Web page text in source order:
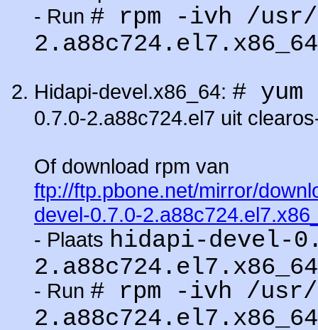
- Run # rpm -ivh /
Hidapi-devel.x86_64: #
0.7.0-2.a88c724.el7 uit
Of download rpm van
ftp://ftp.pbone.net/mirror/
devel-0.7.0-
- Plaats hidapi-devel-
- Run # rpm -ivh /